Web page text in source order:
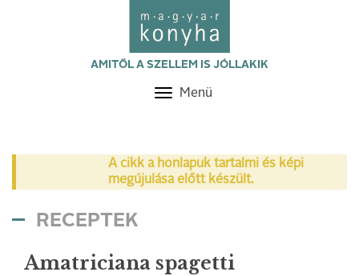
AMITŐL A SZELLEM IS JÓLLAKIK
Toggle
Menü
A cikk a honlapuk tartalmi és képi
megújulása előtt készült.
RECEPTEK
Amatriciana spagetti